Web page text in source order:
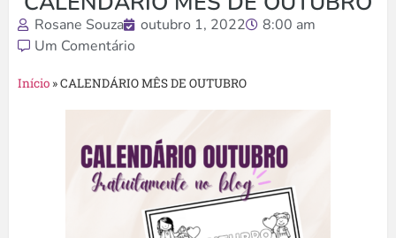
Rosane Souza outubro 1, 2022
8:00 am
Um Comentário
Início »CALENDÁRIO MÊS DE OUTUBRO